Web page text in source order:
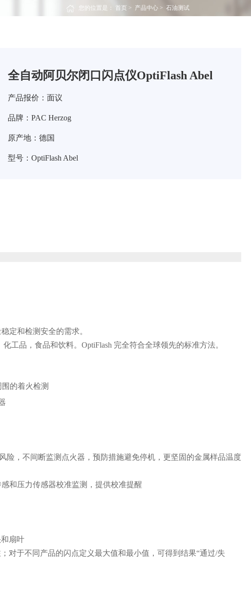
您的位置是： 首页 > 产品中心 > 石油测试
全自动阿贝尔闭口闪点仪OptiFlash Abel
产品报价：面议
品牌：PAC Herzog
原产地：德国
型号：OptiFlash Abel
定和检测安全的需求。
工品，食品和饮料。OptiFlash 完全符合全球领先的标准方法。
的着火检测
，不间断监测点火器，预防措施避免停机，更坚固的金属样品温度
和压力传感器校准监测，提供校准提醒
扇叶
对于不同产品的闪点定义最大值和最小值，可得到结果“通过/失